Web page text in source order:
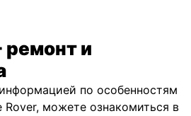
по особенностям
Rover, можете ознакомиться в